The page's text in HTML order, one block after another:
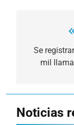
de
Se
mil
Noticias